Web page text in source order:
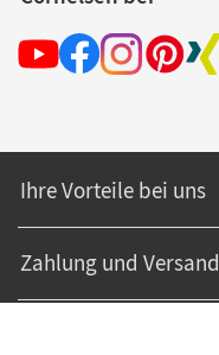
Ihre Vorteile bei uns
Zahlung und Versand